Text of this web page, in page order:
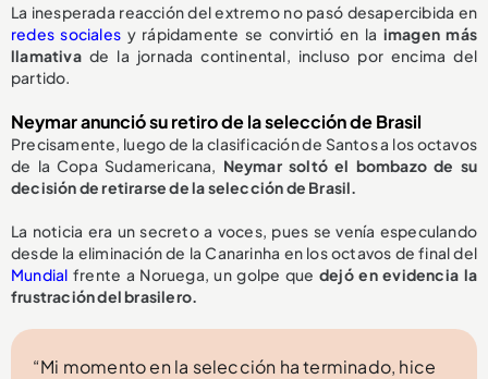
La inesperada reacción del extremo no pasó desapercibida en
redes sociales y rápidamente se convirtió en la imagen más
llamativade la jornada continental, incluso por encima del
partido.
Neymar anunció su retiro de la selección de Brasil
Precisamente, luego de la clasificación de Santos a los octavos
de la Copa Sudamericana, Neymar soltó el bombazo de su
decisión deretirarse de la selección de Brasil.
La noticia era un secreto a voces, pues se venía especulando
desde la eliminación de la Canarinha en los octavos de final del
Mundial frente a Noruega, un golpe que dejó en evidencia la
frustración del brasilero.
“Mi momento en la selección ha terminado, hice